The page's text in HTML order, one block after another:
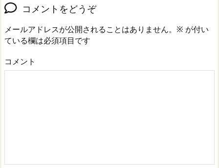
コメントをどうぞ
メールアドレスが公開されることはありません。 ※ が付い
ている欄は必須項目です
コメント